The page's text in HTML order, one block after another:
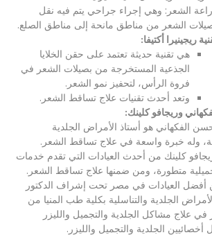
الشعر: وهي إجراء جراحي يتم فيه نقل
الشعر من مناطق مانحة إلى مناطق الصلع.
ريجينيرا أكتيفا:
هي تقنية حديثة تعتمد على حقن الخلايا
الجذعية المستخرجة من بصيلات الشعر في
فروة الرأس، لتحفيز نمو الشعر.
وتعد أحدث تقنيات علاج تساقط الشعر.
وريجافو كلينك:
الفكهاني هو أستاذ الأمراض الجلدية
وله خبرة واسعة في علاج تساقط الشعر.
كلينك من أحدث العيادات التي تقدم خدمات
متطورة، ومن ضمنها علاج تساقط الشعر.
أفضل العيادات في مصر تحت إشراف الدكتور
الجلدية والتناسلية بكلية طب المنيا من
علاج مشاكل الجلدية والتجميل والليزر
الجلدية والتجميل والليزر.